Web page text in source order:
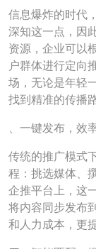
信息爆炸的时代
深知这一点，因
资源，企业可以
户群体进行定向
场，无论是年轻
找到精准的传播路
、一键发布，效
传统的推广模式
程：挑选媒体、
企推平台上，这
将内容同步发布
和人力成本，更